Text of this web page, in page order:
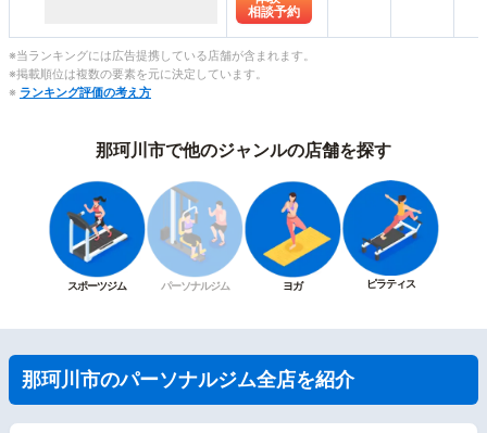
相談予約
※当ランキングには広告提携している店舗が含まれます。
※掲載順位は複数の要素を元に決定しています。
※ ランキング評価の考え方
那珂川市で他のジャンルの店舗を探す
スポーツジム パーソナルジム ヨガ ピラティス
那珂川市のパーソナルジム全店を紹介